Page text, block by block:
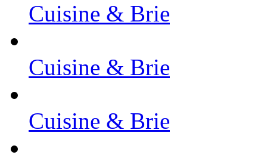
Cuisine & Brie
Cuisine & Brie
Cuisine & Brie